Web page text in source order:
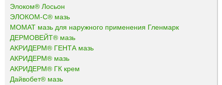
Элоком® Лосьон
ЭЛОКОМ-С® мазь
МОМАТ мазь для наружного применения Гленмарк
ДЕРМОВЕЙТ® мазь
АКРИДЕРМ® ГЕНТА мазь
АКРИДЕРМ® мазь
АКРИДЕРМ® ГК крем
Дайвобет® мазь